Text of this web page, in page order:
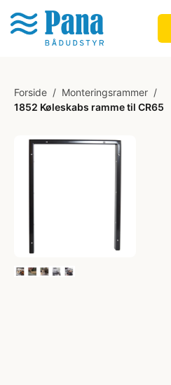
Forside / Monteringsrammer /
1852 Køleskabs ramme til CR65